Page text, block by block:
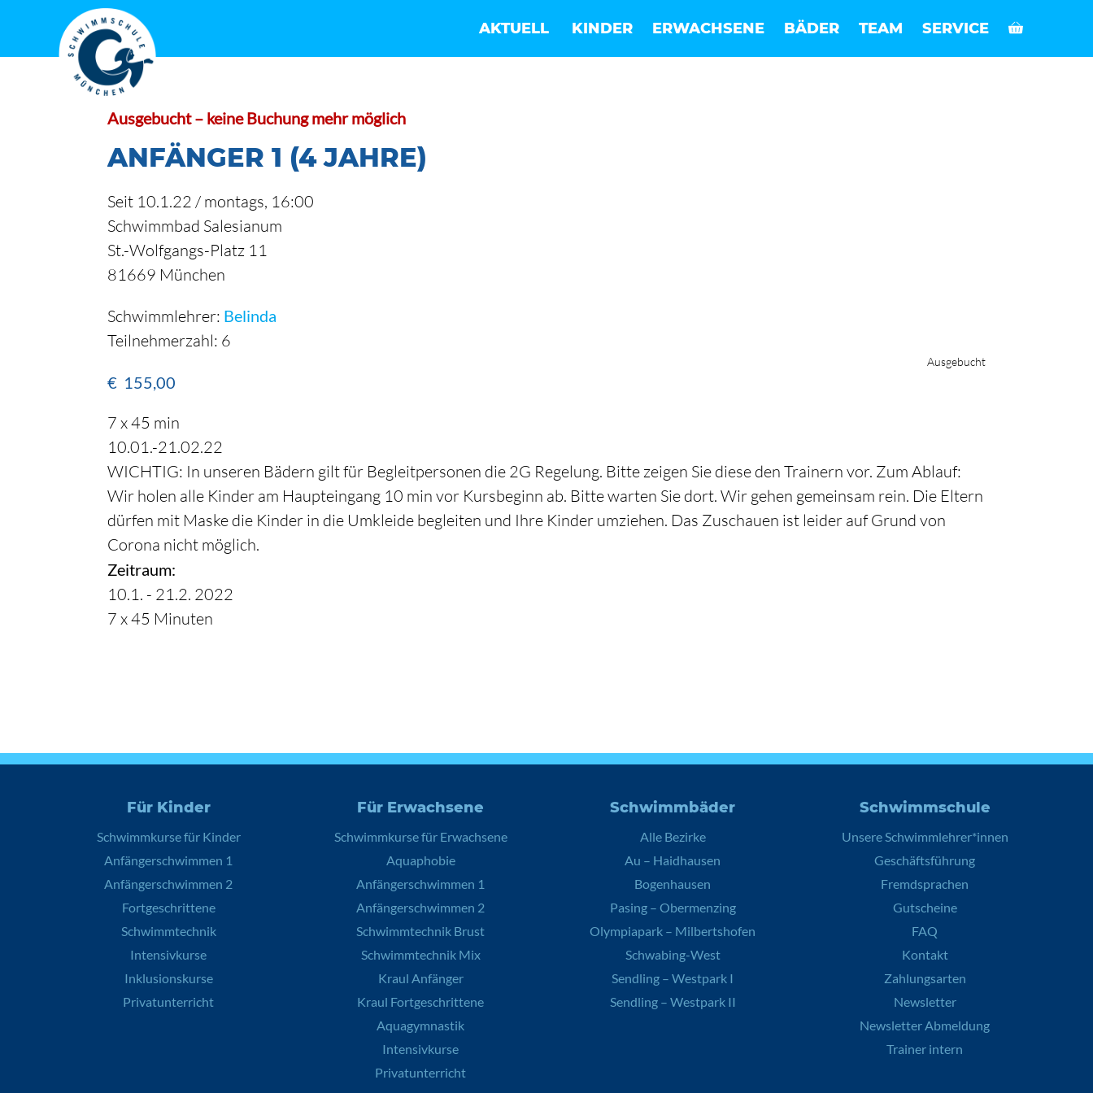
springen
AKTUELL KINDER ERWACHSENE BÄDER TEAM SERVICE
Ausgebucht – keine Buchung mehr möglich
ANFÄNGER 1 (4 JAHRE)
Seit 10.1.22 / montags, 16:00
Schwimmbad Salesianum
St.-Wolfgangs-Platz 11
81669 München
Schwimmlehrer: Belinda
Teilnehmerzahl: 6
Ausgebucht
€ 155,00
7 x 45 min
10.01.-21.02.22
WICHTIG: In unseren Bädern gilt für Begleitpersonen die 2G Regelung. Bitte zeigen Sie diese den Trainern vor. Zum Ablauf:
Wir holen alle Kinder am Haupteingang 10 min vor Kursbeginn ab. Bitte warten Sie dort. Wir gehen gemeinsam rein. Die Eltern
dürfen mit Maske die Kinder in die Umkleide begleiten und Ihre Kinder umziehen. Das Zuschauen ist leider auf Grund von
Corona nicht möglich.
Zeitraum:
10.1. - 21.2. 2022
7 x 45 Minuten
Für Kinder
Schwimmkurse für Kinder
Anfängerschwimmen 1
Anfängerschwimmen 2
Fortgeschrittene
Schwimmtechnik
Intensivkurse
Inklusionskurse
Privatunterricht
Für Erwachsene
Schwimmkurse für Erwachsene
Aquaphobie
Anfängerschwimmen 1
Anfängerschwimmen 2
Schwimmtechnik Brust
Schwimmtechnik Mix
Kraul Anfänger
Kraul Fortgeschrittene
Aquagymnastik
Intensivkurse
Privatunterricht
Schwimmbäder
Alle Bezirke
Au – Haidhausen
Bogenhausen
Pasing – Obermenzing
Olympiapark – Milbertshofen
Schwabing-West
Sendling – Westpark I
Sendling – Westpark II
Schwimmschule
Unsere Schwimmlehrer*innen
Geschäftsführung
Fremdsprachen
Gutscheine
FAQ
Kontakt
Zahlungsarten
Newsletter
Newsletter Abmeldung
Trainer intern